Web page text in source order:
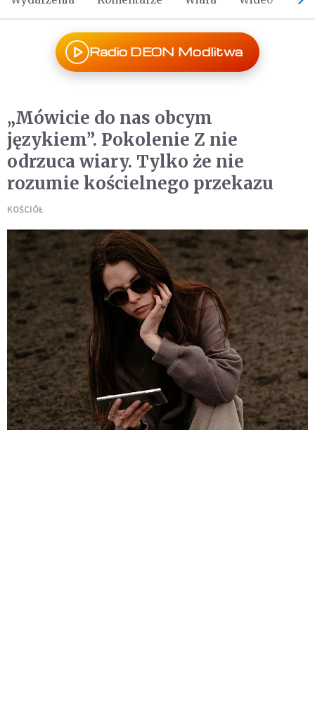
Radio DEON Modlitwa
„Mówicie do nas obcym
językiem”. Pokolenie Z nie
odrzuca wiary. Tylko że nie
rozumie kościelnego przekazu
KOŚCIÓŁ